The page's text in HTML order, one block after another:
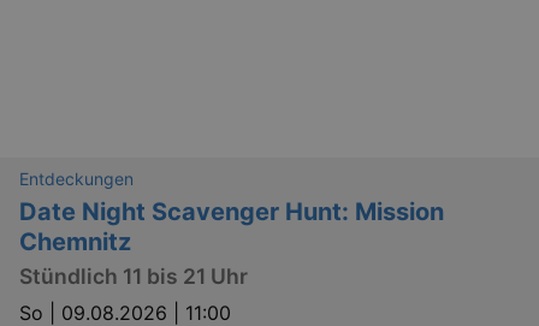
Entdeckungen
Date Night Scavenger Hunt: Mission
Chemnitz
Stündlich 11 bis 21 Uhr
So | 09.08.2026 | 11:00